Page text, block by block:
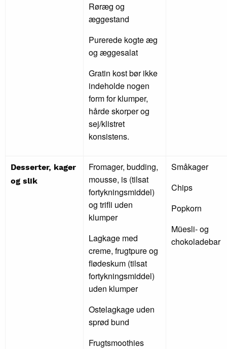
Røræg og
æggestand
Purerede kogte æg
og æggesalat
Gratin kost bør ikke
indeholde nogen
form for klumper,
hårde skorper og
sej/klistret
konsistens.
Desserter, kager
og slik
Fromager, budding,
mousse, is (tilsat
fortykningsmiddel)
og trifli uden
klumper
Lagkage med
creme, frugtpure og
flødeskum (tilsat
fortykningsmiddel)
uden klumper
Ostelagkage uden
sprød bund
Frugtsmoothies
Småkager
Chips
Popkorn
Müesli- og
chokoladebar